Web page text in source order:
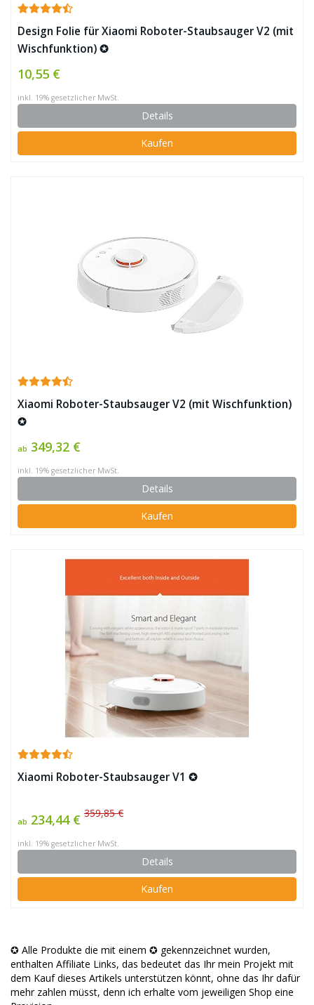
Design Folie für Xiaomi Roboter-Staubsauger V2 (mit
Wischfunktion) ✪
10,55 €
inkl. 19% gesetzlicher MwSt.
Details
Kaufen
Xiaomi Roboter-Staubsauger V2 (mit Wischfunktion)
✪
ab 349,32 €
inkl. 19% gesetzlicher MwSt.
Details
Kaufen
Xiaomi Roboter-Staubsauger V1 ✪
ab 234,44 € 359,85 €
inkl. 19% gesetzlicher MwSt.
Details
Kaufen
✪ Alle Produkte die mit einem ✪ gekennzeichnet wurden,
enthalten Affiliate Links, das bedeutet das Ihr mein Projekt mit
dem Kauf dieses Artikels unterstützen könnt, ohne das Ihr dafür
mehr zahlen müsst, denn ich erhalte vom jeweiligen Shop eine